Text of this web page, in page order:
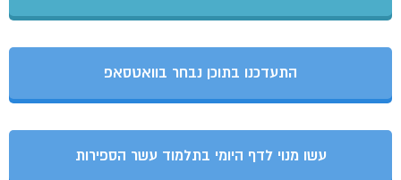
התעדכנו בתוכן נבחר בוואטסאפ
עשו מנוי לדף היומי בתלמוד עשר הספירות